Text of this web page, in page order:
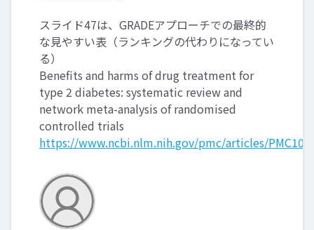
スライド47は、GRADEアプローチでの最終的
な見やすい表（ランキングの代わりになってい
る）
Benefits and harms of drug treatment for
type 2 diabetes: systematic review and
network meta-analysis of randomised
controlled trials
https://www.ncbi.nlm.nih.gov/pmc/articles/